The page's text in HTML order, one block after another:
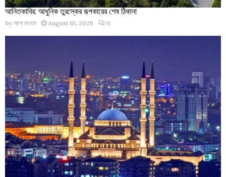
আনিতকাবির: আধুনিক তুরস্কের রূপকারের শেষ ঠিকানা
by আশা রহমান August 10, 2026 0